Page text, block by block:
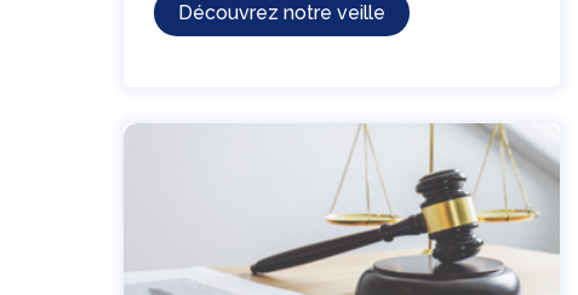
Découvrez notre veille